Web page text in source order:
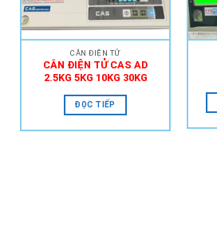
CÂN ĐIỆN TỬ
CÂN ĐIỆN TỬ CAS AD
2.5KG 5KG 10KG 30KG
ĐỌC TIẾP